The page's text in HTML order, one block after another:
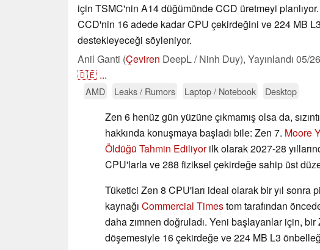
için TSMC'nin A14 düğümünde CCD üretmeyi
CCD'nin 16 adede kadar CPU çekirdeğini ve 224 MB
destekleyeceği söyleniyor.
Anil Ganti (Çeviren DeepL / Ninh Duy), Yayınlandı 05/
🇩🇪 ...
AMD Leaks / Rumors Laptop / Notebook Desktop
Zen 6 henüz gün yüzüne çıkmamış olsa da,
hakkında konuşmaya başladı bile: Zen 7. Moore
Öldüğü Tahmin Ediliyorilk olarak 2027-28
CPU'larla ve 288 fiziksel çekirdeğe sahip üst
Tüketici Zen 8 CPU'ları ideal olarak bir yıl sonra
kaynağı Commercial Timestom tarafından
daha zımnen doğruladı. Yeni başlayanlar için,
döşemesiyle 16 çekirdeğe ve 224 MB L3